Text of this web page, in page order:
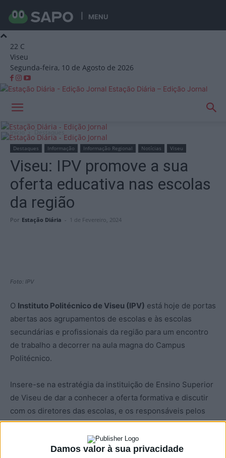
Damos valor à sua privacidade
MENU
22 C
Viseu
Segunda-feira, 10 de Agosto de 2026
Estação Diária – Edição Jornal
Início Destaques
Destaques Informação Informação Regional Notícias Viseu
Viseu: IPV promove a sua
oferta educativa nas escolas
da região
Por Estação Diária - 1 de Fevereiro, 2024
Foto: IPV
O Instituto Politécnico de Viseu (IPV) está hoje de portas
abertas aos agrupamentos de escolas e às escolas
secundárias e profissionais da região para um encontro
de trabalho a decorrer na aula magna do Campus
Politécnico.
Insere-se na estratégia da instituição de Ensino Superior
de Viseu de dar a conhecer a oferta formativa e discutir
com os diretores das escolas, e os responsáveis pelos
serviços de psicologia e orientação, a promoção dos
seus cursos junto dos jovens estudantes que estão a
acabar o 12.º ano e querem prosseguir a sua formação